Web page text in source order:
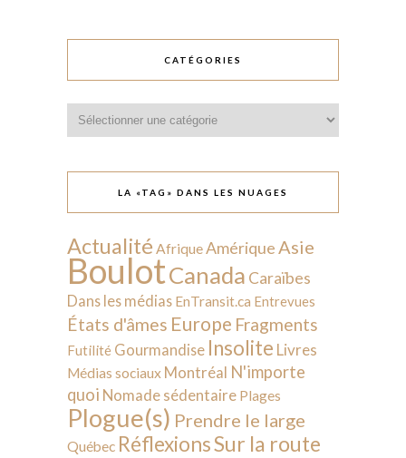
CATÉGORIES
LA «TAG» DANS LES NUAGES
Actualité AfriqueAmériqueAsie
BoulotCanada Caraïbes
Dans les médias EnTransit.ca Entrevues
États d'âmes Europe Fragments
Futilité Gourmandise Insolite Livres
Médias sociaux Montréal N'importe
quoi Nomade sédentaire Plages
Plogue(s) Prendre le large
Québec RéflexionsSur la route